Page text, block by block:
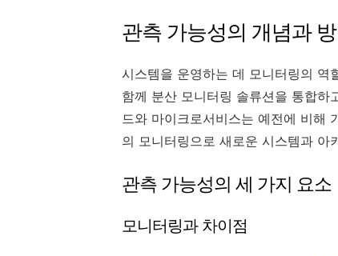
관측 가능성의 개념과
시스템을 운영하는 데 모니터링의 역
함께 분산 모니터링 솔류션을 통합하
드와 마이크로서비스는 예전에 비해
의 모니터링으로 새로운 시스템과 아
관측 가능성의 세 가지 요소
모니터링과 차이점